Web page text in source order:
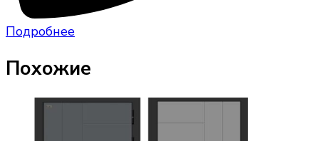
Подробнее
Похожие